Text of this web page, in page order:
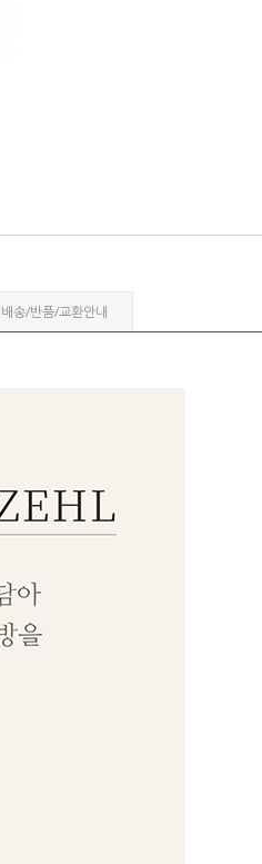
배송/반품/교환안내